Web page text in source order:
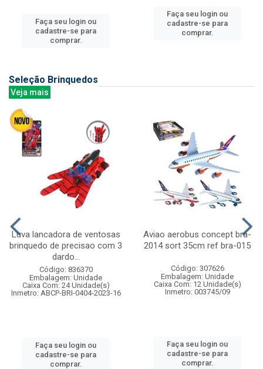
Faça seu login ou
cadastre-se para
comprar.
Faça seu login ou
cadastre-se para
comprar.
Seleção Brinquedos
Veja mais
Luva lancadora de ventosas
brinquedo de precisao com 3
dardo...
Código: 836370
Embalagem: Unidade
Caixa Com: 24 Unidade(s)
Inmetro: ABCP-BRI-0404-2023-16
Faça seu login ou
cadastre-se para
comprar.
Aviao aerobus concept bra-
2014 sort 35cm ref bra-015
Código: 307626
Embalagem: Unidade
Caixa Com: 12 Unidade(s)
Inmetro: 003745/09
Faça seu login ou
cadastre-se para
comprar.